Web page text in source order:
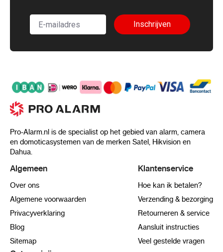
Inschrijven
Pro-Alarm.nl is de specialist op het gebied van alarm, camera
en domoticasystemen van de merken Satel, Hikvision en
Dahua.
Algemeen
Over ons
Algemene voorwaarden
Privacyverklaring
Blog
Sitemap
Klantenservice
Hoe kan ik betalen?
Verzending & bezorging
Retourneren & service
Aansluit instructies
Veel gestelde vragen